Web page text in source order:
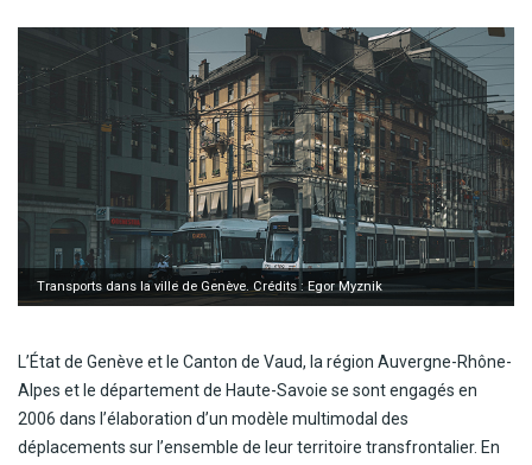
Transports dans la ville de Genève. Crédits : Egor Myznik
L’État de Genève et le Canton de Vaud, la région Auvergne-Rhône-
Alpes et le département de Haute-Savoie se sont engagés en
2006 dans l’élaboration d’un modèle multimodal des
déplacements sur l’ensemble de leur territoire transfrontalier. En